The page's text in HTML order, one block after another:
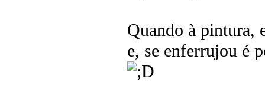
Quando à pintura,
e, se enferrujou é